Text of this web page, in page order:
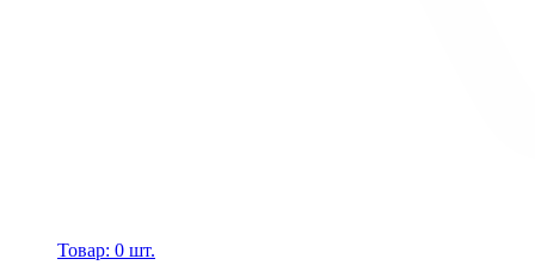
Товар: 0 шт.